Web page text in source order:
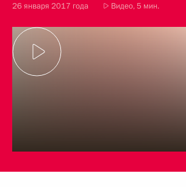
26 января 2017 года Видео, 5 мин.